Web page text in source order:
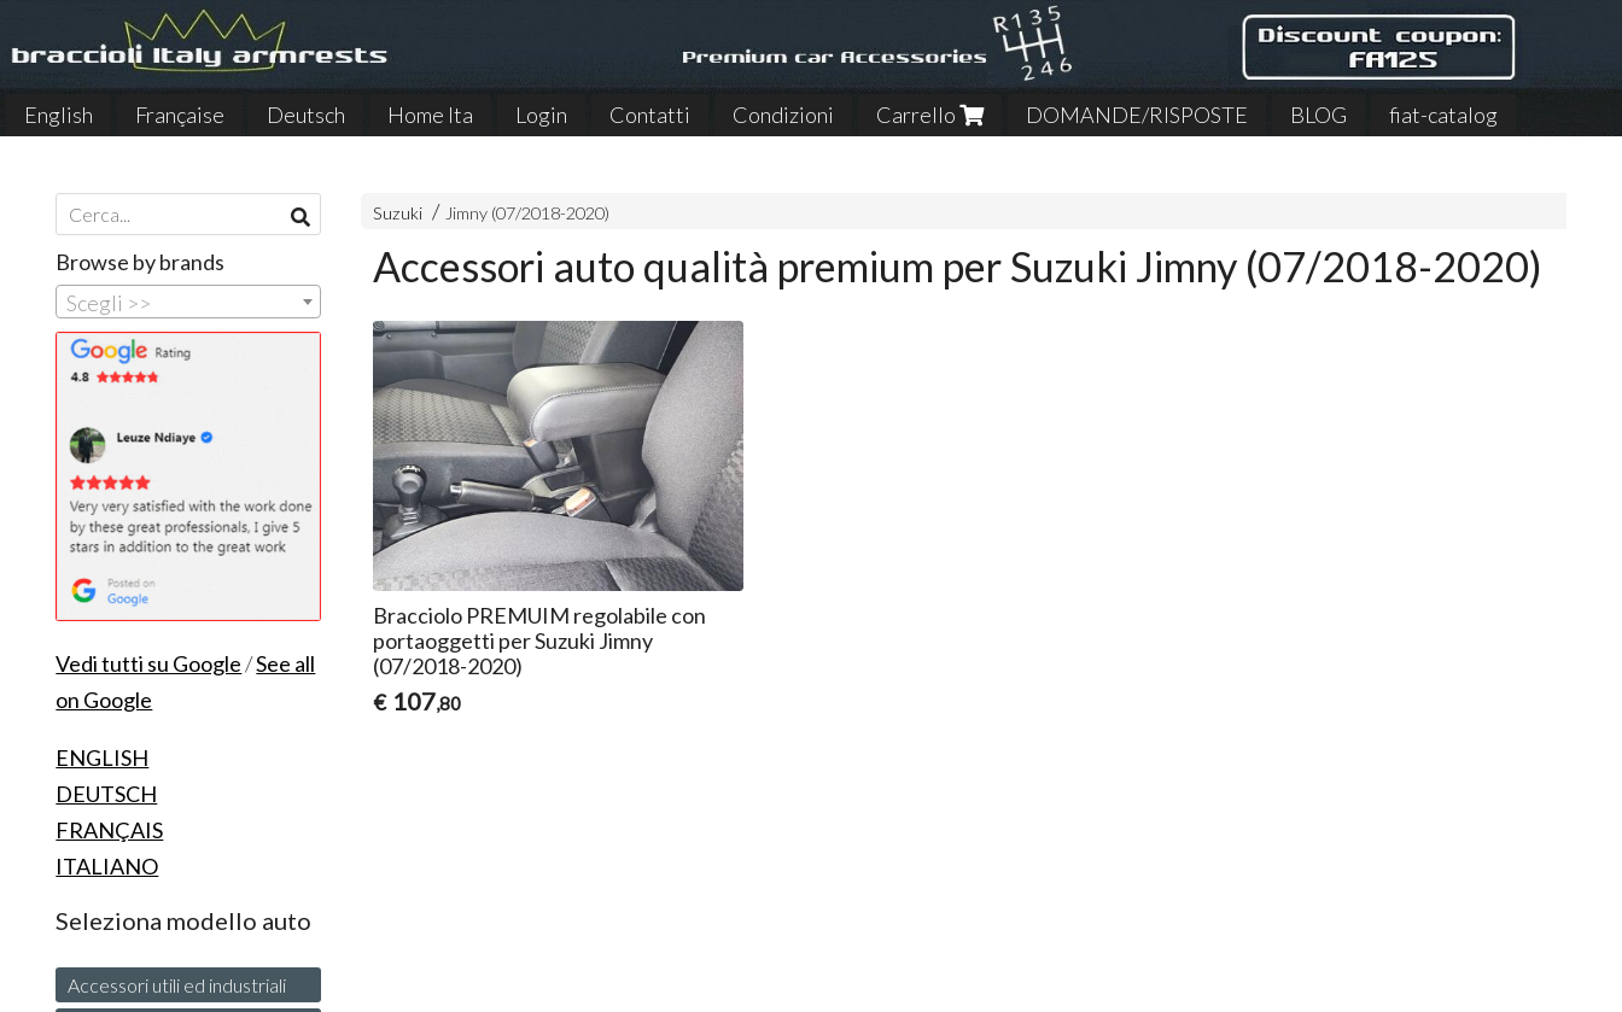
English Française Deutsch Home Ita Login Contatti Condizioni Carrello DOMANDE/RISPOSTE BLOG
fiat-catalog
Suzuki Jimny (07/2018-2020)
Accessori auto qualità premium per Suzuki Jimny (07/2018-2020)
Bracciolo PREMUIM regolabile con
portaoggetti per Suzuki Jimny
(07/2018-2020)
€ 107,80
Browse by brands
Scegli >>
Vedi tutti su Google/See all
on Google
ENGLISH
DEUTSCH
FRANÇAIS
ITALIANO
Seleziona modello auto
Accessori utili ed industriali